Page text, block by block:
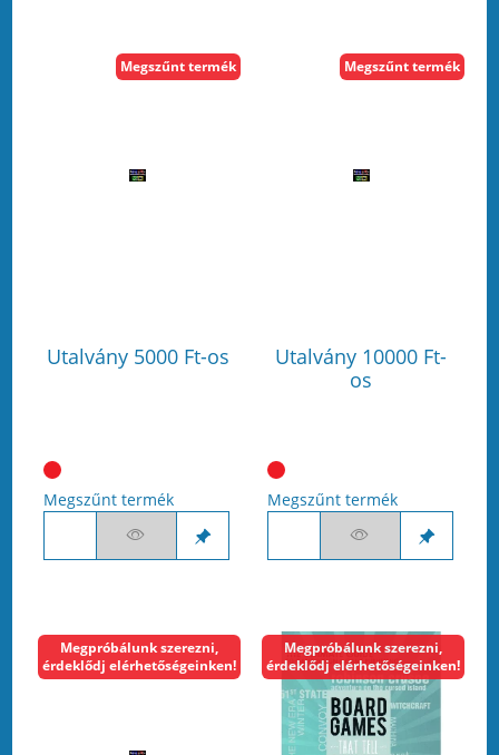
Utalvány 5000 Ft-os
Megszűnt termék
Megszűnt termék
Utalvány 10000 Ft-
os
Megszűnt termék
Megszűnt termék
Megpróbálunk szerezni,
érdeklődj elérhetőségeinken!
Megpróbálunk szerezni,
érdeklődj elérhetőségeinken!